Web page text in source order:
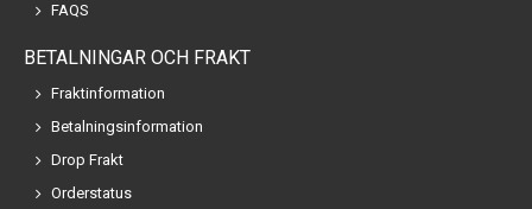
FAQS
BETALNINGAR OCH FRAKT
Fraktinformation
Betalningsinformation
Drop Frakt
Orderstatus